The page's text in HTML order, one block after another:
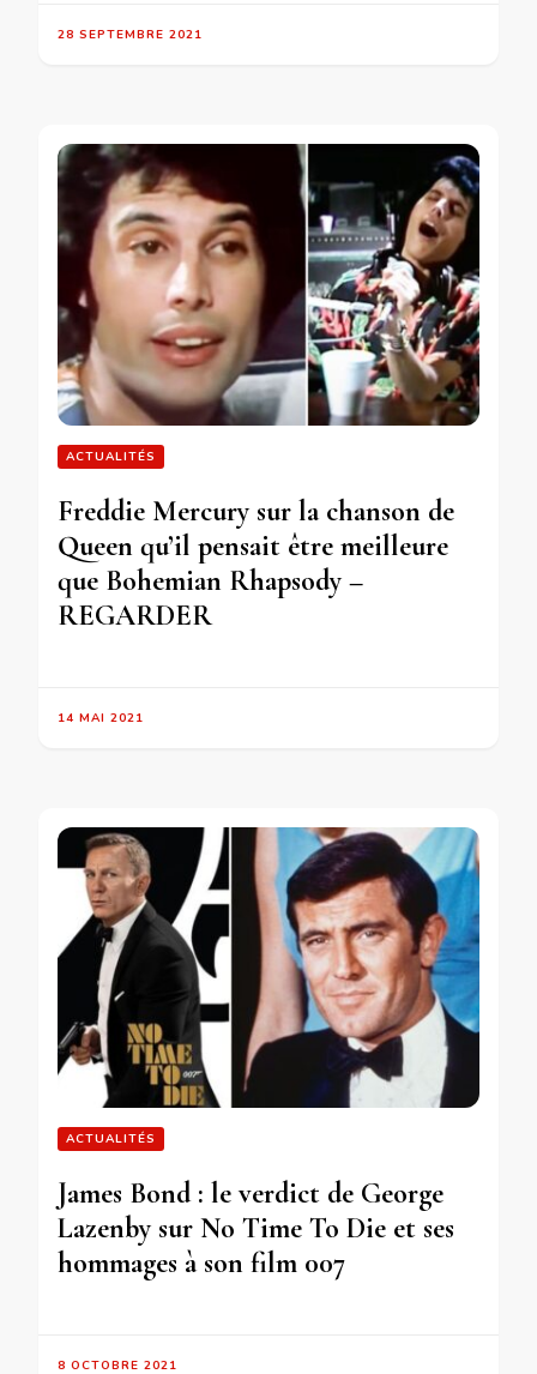
28 SEPTEMBRE 2021
ACTUALITÉS
Freddie Mercury sur la chanson de
Queen qu’il pensait être meilleure
que Bohemian Rhapsody –
REGARDER
14 MAI 2021
ACTUALITÉS
James Bond : le verdict de George
Lazenby sur No Time To Die et ses
hommages à son film 007
8 OCTOBRE 2021